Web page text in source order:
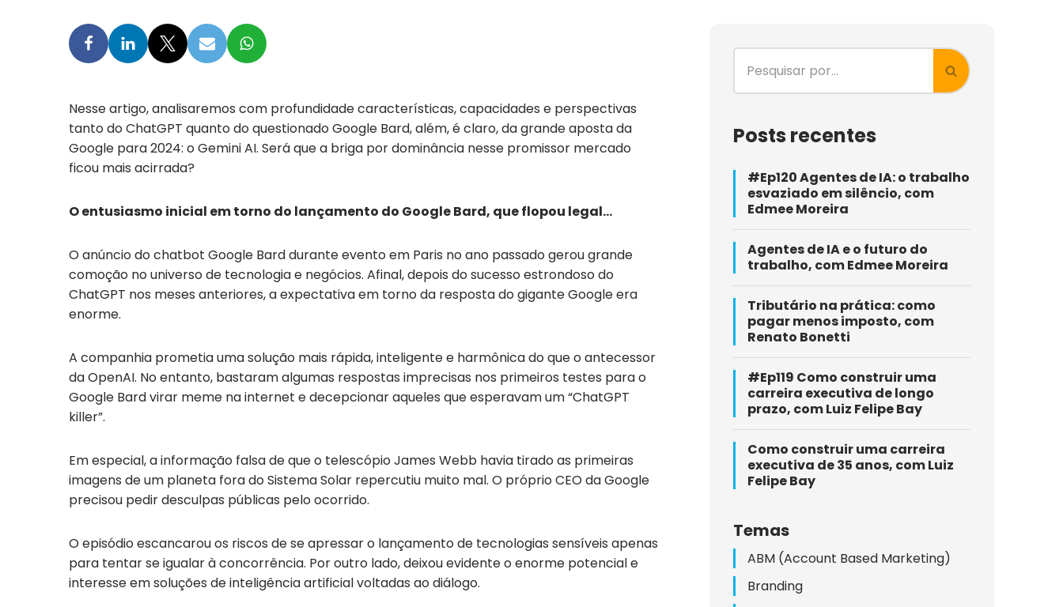
Nesse artigo, analisaremos com profundidade características, capacidades e perspectivas
tanto do ChatGPT quanto do questionado Google Bard, além, é claro, da grande aposta da
Google para 2024: o Gemini AI. Será que a briga por dominância nesse promissor mercado
ficou mais acirrada?
O entusiasmo inicial em torno do lançamento do Google Bard, que flopou legal…
O anúncio do chatbot Google Bard durante evento em Paris no ano passado gerou grande
comoção no universo de tecnologia e negócios. Afinal, depois do sucesso estrondoso do
ChatGPT nos meses anteriores, a expectativa em torno da resposta do gigante Google era
enorme.
A companhia prometia uma solução mais rápida, inteligente e harmônica do que o antecessor
da OpenAI. No entanto, bastaram algumas respostas imprecisas nos primeiros testes para o
Google Bard virar meme na internet e decepcionar aqueles que esperavam um “ChatGPT
killer”.
Em especial, a informação falsa de que o telescópio James Webb havia tirado as primeiras
imagens de um planeta fora do Sistema Solar repercutiu muito mal. O próprio CEO da Google
precisou pedir desculpas públicas pelo ocorrido.
O episódio escancarou os riscos de se apressar o lançamento de tecnologias sensíveis apenas
para tentar se igualar à concorrência. Por outro lado, deixou evidente o enorme potencial e
interesse em soluções de inteligência artificial voltadas ao diálogo.
Posts recentes
#Ep120 Agentes de IA: o trabalho
esvaziado em silêncio, com
Edmee Moreira
Agentes de IA e o futuro do
trabalho, com Edmee Moreira
Tributário na prática: como
pagar menos imposto, com
Renato Bonetti
#Ep119 Como construir uma
carreira executiva de longo
prazo, com Luiz Felipe Bay
Como construir uma carreira
executiva de 35 anos, com Luiz
Felipe Bay
Temas
ABM (Account Based Marketing)
Branding